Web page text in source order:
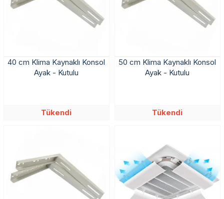
40 cm Klima Kaynaklı Konsol
Ayak - Kutulu
Tükendi
50 cm Klima Kaynaklı Konsol
Ayak - Kutulu
Tükendi